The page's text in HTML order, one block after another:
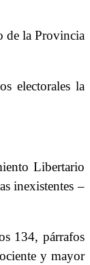
de la Provincia
electorales la
Libertario
inexistentes –
134, párrafos
y mayor